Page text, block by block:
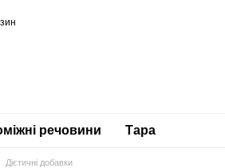
речовини Тара
Дієтичні добавки